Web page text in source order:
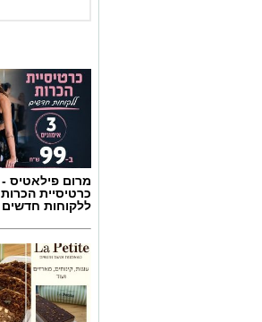
מרום פילאטיס -
כרטיסיית הכרות
ללקוחות חדשים